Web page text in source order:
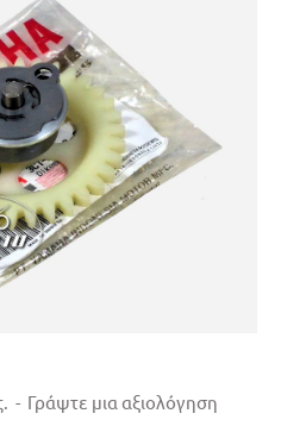
- Γράψτε μια αξιολόγηση